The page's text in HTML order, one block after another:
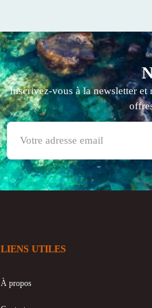
Inscrivez-vous à la newsletter et
LIENS UTILES
À propos